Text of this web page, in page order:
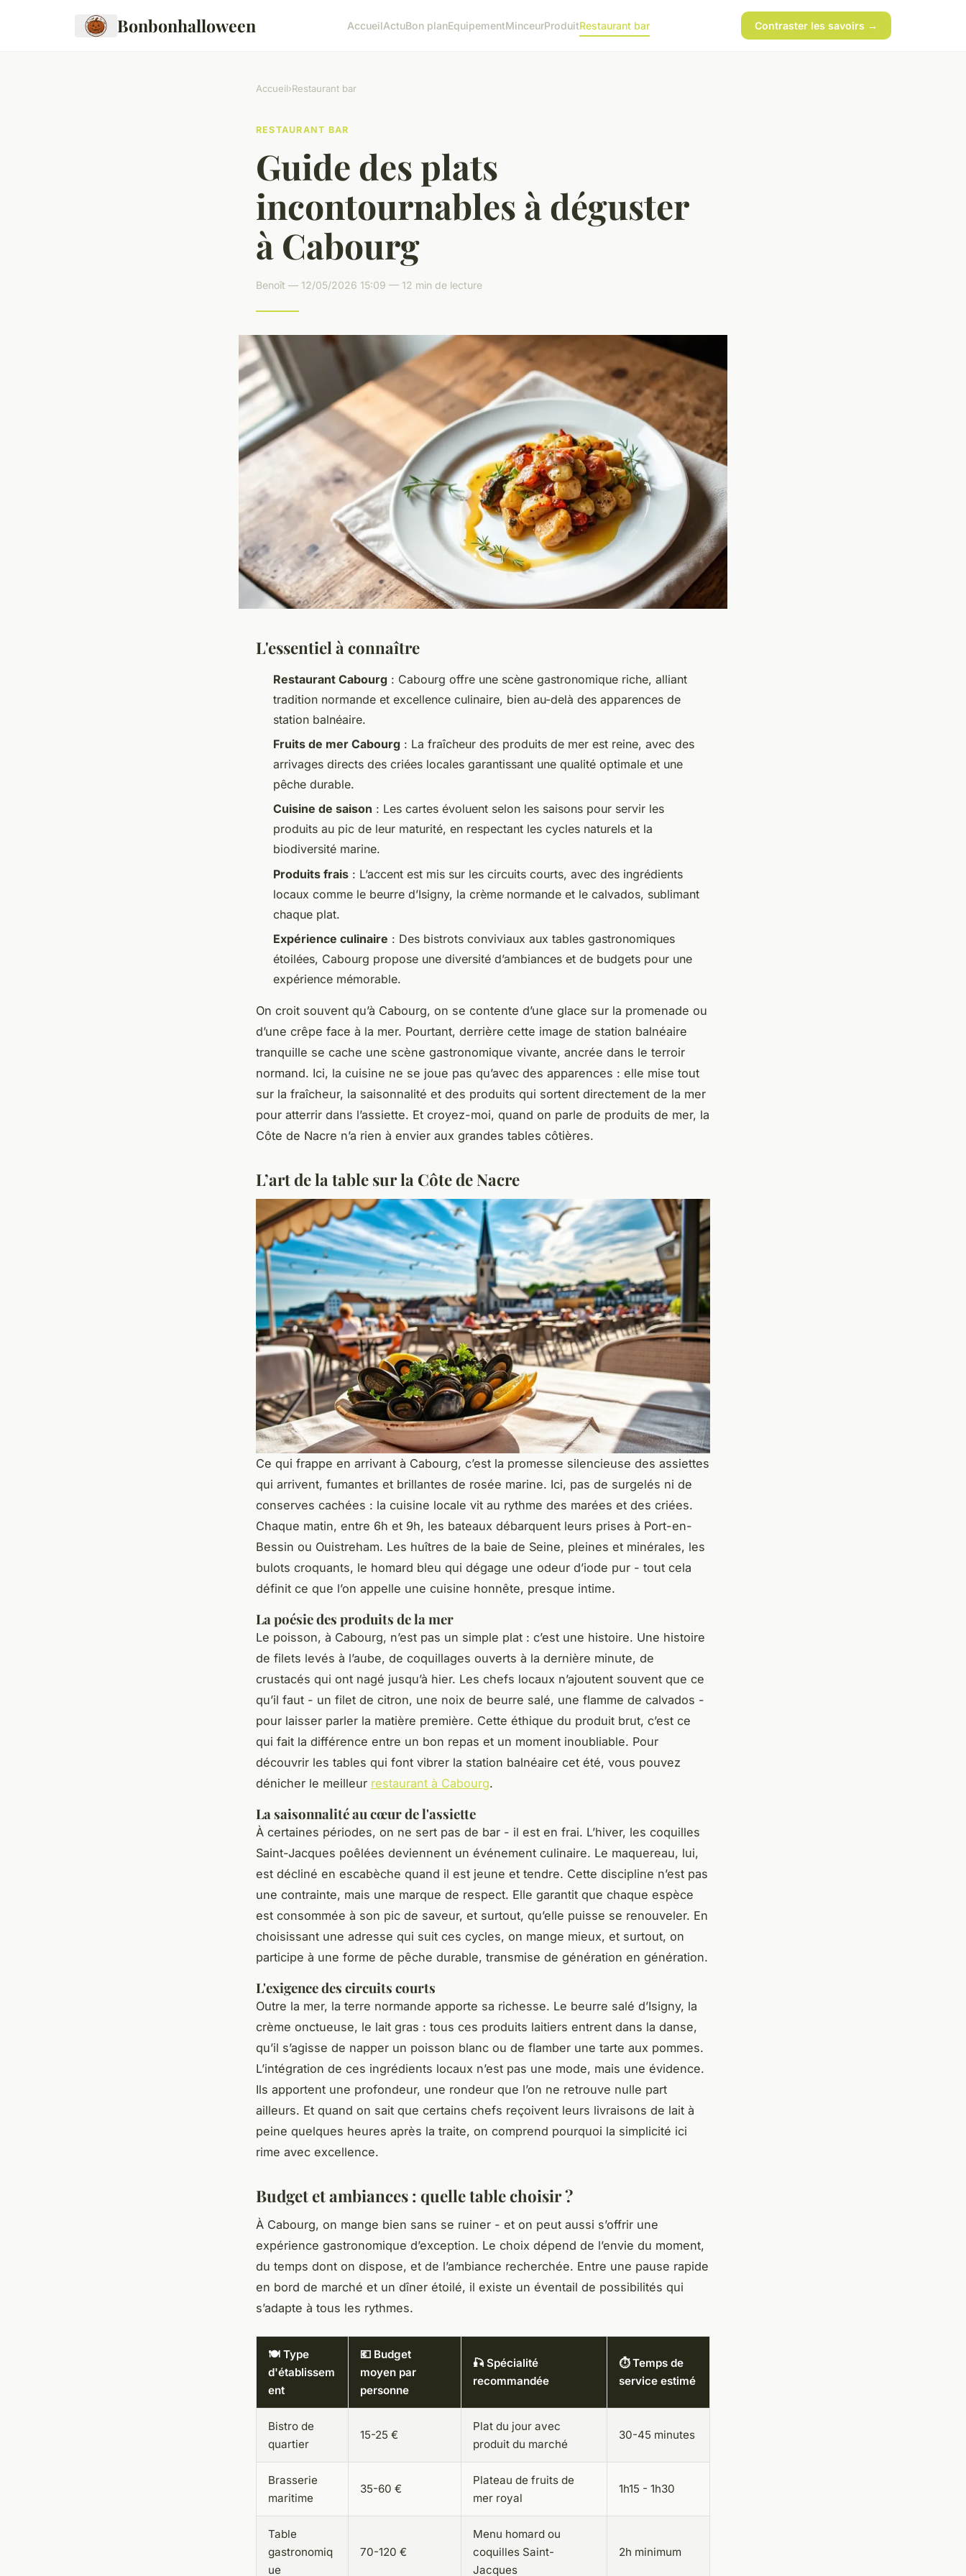
Bonbonhalloween AccueilActuBon planEquipementMinceurProduitRestaurant bar Contraster les savoirs →
Accueil›Restaurant bar
RESTAURANT BAR
Guide des plats
incontournables à déguster
à Cabourg
Benoît — 12/05/2026 15:09 — 12 min de lecture
L'essentiel à connaître
Restaurant Cabourg : Cabourg offre une scène gastronomique riche, alliant
tradition normande et excellence culinaire, bien au-delà des apparences de
station balnéaire.
Fruits de mer Cabourg : La fraîcheur des produits de mer est reine, avec des
arrivages directs des criées locales garantissant une qualité optimale et une
pêche durable.
Cuisine de saison : Les cartes évoluent selon les saisons pour servir les
produits au pic de leur maturité, en respectant les cycles naturels et la
biodiversité marine.
Produits frais : L’accent est mis sur les circuits courts, avec des ingrédients
locaux comme le beurre d’Isigny, la crème normande et le calvados, sublimant
chaque plat.
Expérience culinaire : Des bistrots conviviaux aux tables gastronomiques
étoilées, Cabourg propose une diversité d’ambiances et de budgets pour une
expérience mémorable.
On croit souvent qu’à Cabourg, on se contente d’une glace sur la promenade ou
d’une crêpe face à la mer. Pourtant, derrière cette image de station balnéaire
tranquille se cache une scène gastronomique vivante, ancrée dans le terroir
normand. Ici, la cuisine ne se joue pas qu’avec des apparences : elle mise tout
sur la fraîcheur, la saisonnalité et des produits qui sortent directement de la mer
pour atterrir dans l’assiette. Et croyez-moi, quand on parle de produits de mer, la
Côte de Nacre n’a rien à envier aux grandes tables côtières.
L’art de la table sur la Côte de Nacre
Ce qui frappe en arrivant à Cabourg, c’est la promesse silencieuse des assiettes
qui arrivent, fumantes et brillantes de rosée marine. Ici, pas de surgelés ni de
conserves cachées : la cuisine locale vit au rythme des marées et des criées.
Chaque matin, entre 6h et 9h, les bateaux débarquent leurs prises à Port-en-
Bessin ou Ouistreham. Les huîtres de la baie de Seine, pleines et minérales, les
bulots croquants, le homard bleu qui dégage une odeur d’iode pur - tout cela
définit ce que l’on appelle une cuisine honnête, presque intime.
La poésie des produits de la mer
Le poisson, à Cabourg, n’est pas un simple plat : c’est une histoire. Une histoire
de filets levés à l’aube, de coquillages ouverts à la dernière minute, de
crustacés qui ont nagé jusqu’à hier. Les chefs locaux n’ajoutent souvent que ce
qu’il faut - un filet de citron, une noix de beurre salé, une flamme de calvados -
pour laisser parler la matière première. Cette éthique du produit brut, c’est ce
qui fait la différence entre un bon repas et un moment inoubliable. Pour
découvrir les tables qui font vibrer la station balnéaire cet été, vous pouvez
dénicher le meilleur restaurant à Cabourg.
La saisonnalité au cœur de l'assiette
À certaines périodes, on ne sert pas de bar - il est en frai. L’hiver, les coquilles
Saint-Jacques poêlées deviennent un événement culinaire. Le maquereau, lui,
est décliné en escabèche quand il est jeune et tendre. Cette discipline n’est pas
une contrainte, mais une marque de respect. Elle garantit que chaque espèce
est consommée à son pic de saveur, et surtout, qu’elle puisse se renouveler. En
choisissant une adresse qui suit ces cycles, on mange mieux, et surtout, on
participe à une forme de pêche durable, transmise de génération en génération.
L'exigence des circuits courts
Outre la mer, la terre normande apporte sa richesse. Le beurre salé d’Isigny, la
crème onctueuse, le lait gras : tous ces produits laitiers entrent dans la danse,
qu’il s’agisse de napper un poisson blanc ou de flamber une tarte aux pommes.
L’intégration de ces ingrédients locaux n’est pas une mode, mais une évidence.
Ils apportent une profondeur, une rondeur que l’on ne retrouve nulle part
ailleurs. Et quand on sait que certains chefs reçoivent leurs livraisons de lait à
peine quelques heures après la traite, on comprend pourquoi la simplicité ici
rime avec excellence.
Budget et ambiances : quelle table choisir ?
À Cabourg, on mange bien sans se ruiner - et on peut aussi s’offrir une
expérience gastronomique d’exception. Le choix dépend de l’envie du moment,
du temps dont on dispose, et de l’ambiance recherchée. Entre une pause rapide
en bord de marché et un dîner étoilé, il existe un éventail de possibilités qui
s’adapte à tous les rythmes.
🍽️ Type
d'établissem
ent
💶 Budget
moyen par
personne
🎣 Spécialité
recommandée
⏱️ Temps de
service estimé
Bistro de
quartier
15-25 €
Plat du jour avec
produit du marché
30-45 minutes
Brasserie
maritime
35-60 €
Plateau de fruits de
mer royal
1h15 - 1h30
Table
gastronomiq
ue
70-120 €
Menu homard ou
coquilles Saint-
Jacques
2h minimum